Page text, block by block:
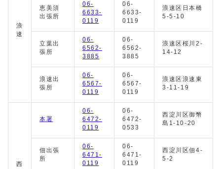
浪
速
恵美須
出張所
06-
6633-
0119
06-
6633-
0119
浪速区日本橋
5-5-10
立葉出
張所
06-
6562-
3885
06-
6562-
3885
浪速区桜川2-
14-12
浪速出
張所
06-
6567-
0119
06-
6567-
0119
浪速区浪速東
3-11-19
西
本署
06-
6472-
0119
06-
6472-
0533
西淀川区御幣
島1-10-20
佃出張
所
06-
6471-
0119
06-
6471-
0119
西淀川区佃4-
5-2